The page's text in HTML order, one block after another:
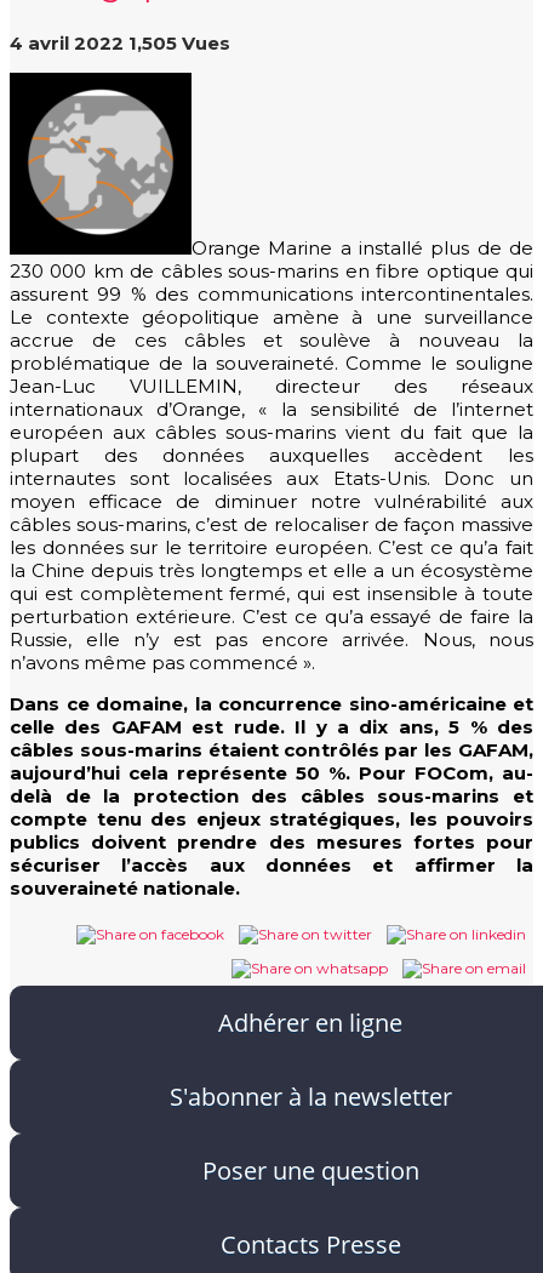
4 avril 2022 1,505 Vues
Orange Marine a installé plus de de
230 000 km de câbles sous-marins en fibre optique qui
assurent 99 % des communications intercontinentales.
Le contexte géopolitique amène à une surveillance
accrue de ces câbles et soulève à nouveau la
problématique de la souveraineté. Comme le souligne
Jean-Luc VUILLEMIN, directeur des réseaux
internationaux d’Orange, « la sensibilité de l’internet
européen aux câbles sous-marins vient du fait que la
plupart des données auxquelles accèdent les
internautes sont localisées aux Etats-Unis. Donc un
moyen efficace de diminuer notre vulnérabilité aux
câbles sous-marins, c’est de relocaliser de façon massive
les données sur le territoire européen. C’est ce qu’a fait
la Chine depuis très longtemps et elle a un écosystème
qui est complètement fermé, qui est insensible à toute
perturbation extérieure. C’est ce qu’a essayé de faire la
Russie, elle n’y est pas encore arrivée. Nous, nous
n’avons même pas commencé ».
Dans ce domaine, la concurrence sino-américaine et
celle des GAFAM est rude. Il y a dix ans, 5 % des
câbles sous-marins étaient contrôlés par les GAFAM,
aujourd’hui cela représente 50 %. Pour FOCom, au-
delà de la protection des câbles sous-marins et
compte tenu des enjeux stratégiques, les pouvoirs
publics doivent prendre des mesures fortes pour
sécuriser l’accès aux données et affirmer la
souveraineté nationale.
Adhérer en ligne
S'abonner à la newsletter
Poser une question
Contacts Presse